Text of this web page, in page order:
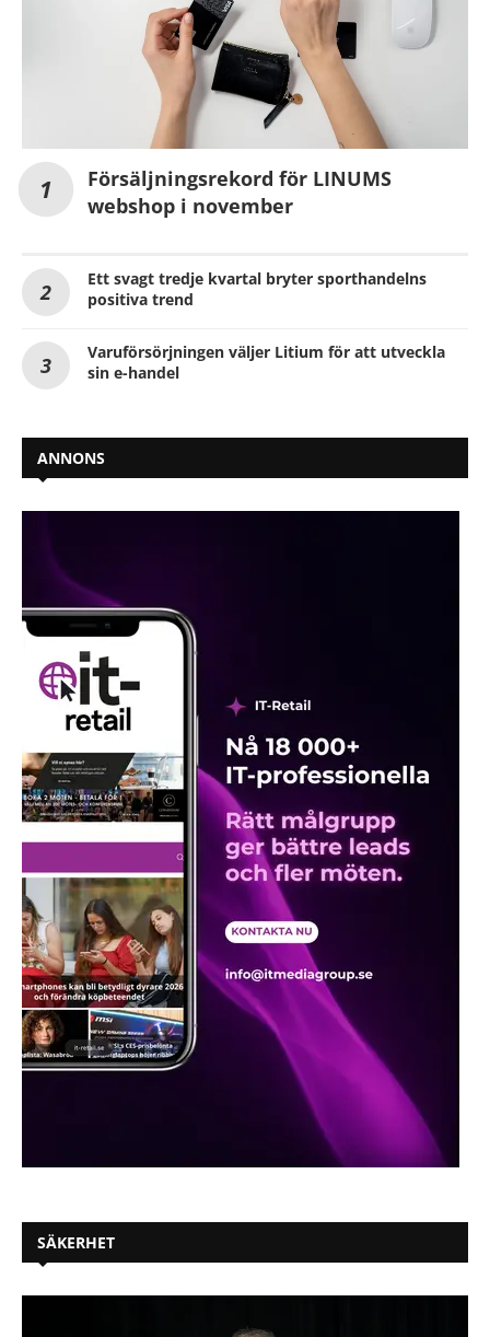
Försäljningsrekord för LINUMS
webshop i november
Ett svagt tredje kvartal bryter sporthandelns
positiva trend
Varuförsörjningen väljer Litium för att utveckla
sin e-handel
ANNONS
SÄKERHET